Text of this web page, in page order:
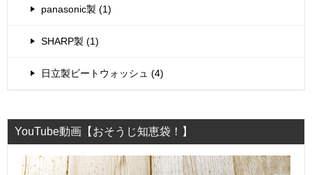
panasonic製 (1)
SHARP製 (1)
日立製ビートウォッシュ (4)
YouTube動画【おそうじ知恵袋！】